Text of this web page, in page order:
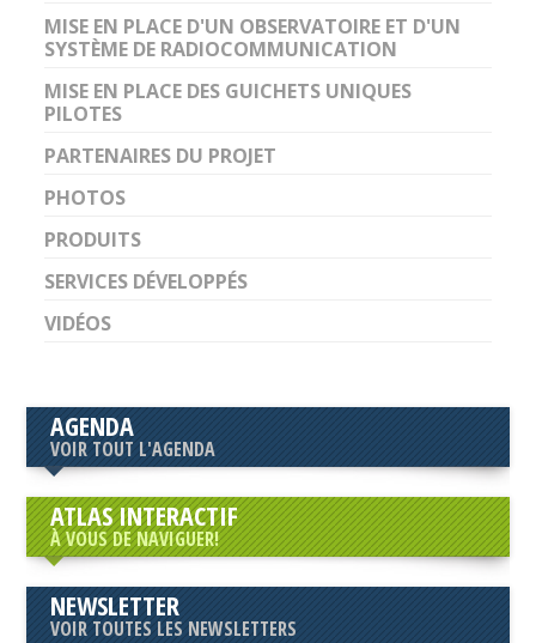
MISE EN PLACE D'UN OBSERVATOIRE ET D'UN
SYSTÈME DE RADIOCOMMUNICATION
MISE EN PLACE DES GUICHETS UNIQUES
PILOTES
PARTENAIRES DU PROJET
PHOTOS
PRODUITS
SERVICES DÉVELOPPÉS
VIDÉOS
AGENDA
VOIR TOUT L'AGENDA
ATLAS INTERACTIF
À VOUS DE NAVIGUER!
NEWSLETTER
VOIR TOUTES LES NEWSLETTERS